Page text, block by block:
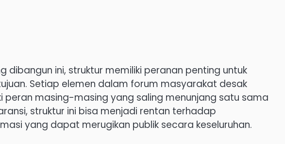
dibangun ini, struktur memiliki peranan penting untuk
Setiap elemen dalam forum masyarakat desak
peran masing-masing yang saling menunjang satu sama
struktur ini bisa menjadi rentan terhadap
yang dapat merugikan publik secara keseluruhan.